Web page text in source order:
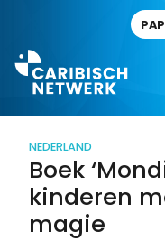
NEDERLAND
Boek
kinderen
magie